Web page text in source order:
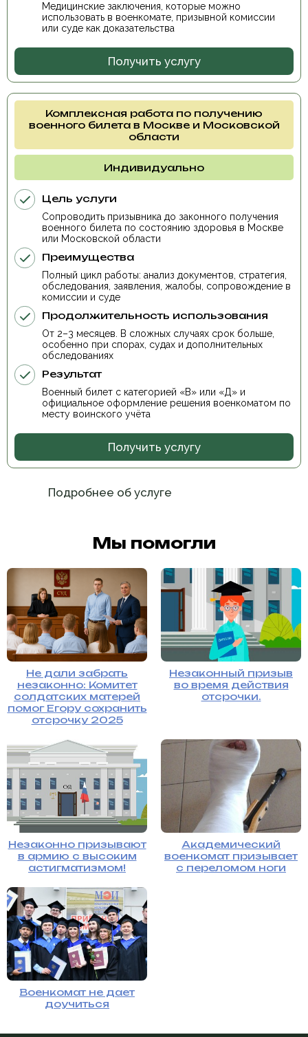
Медицинские заключения, которые можно
использовать в военкомате, призывной комиссии
или суде как доказательства
Получить услугу
Комплексная работа по получению
военного билета в Москве и Московской
области
Индивидуально
Цель услуги
Сопроводить призывника до законного получения
военного билета по состоянию здоровья в Москве
или Московской области
Преимущества
Полный цикл работы: анализ документов, стратегия,
обследования, заявления, жалобы, сопровождение в
комиссии и суде
Продолжительность использования
От 2–3 месяцев. В сложных случаях срок больше,
особенно при спорах, судах и дополнительных
обследованиях
Результат
Военный билет с категорией «В» или «Д» и
официальное оформление решения военкоматом по
месту воинского учёта
Получить услугу
Подробнее об услуге
Мы помогли
Не дали забрать
незаконно: Комитет
солдатских матерей
помог Егору сохранить
отсрочку 2025
Незаконный призыв
во время действия
отсрочки.
Незаконно призывают
в армию с высоким
астигматизмом!
Академический
военкомат призывает
с переломом ноги
Военкомат не дает
доучиться